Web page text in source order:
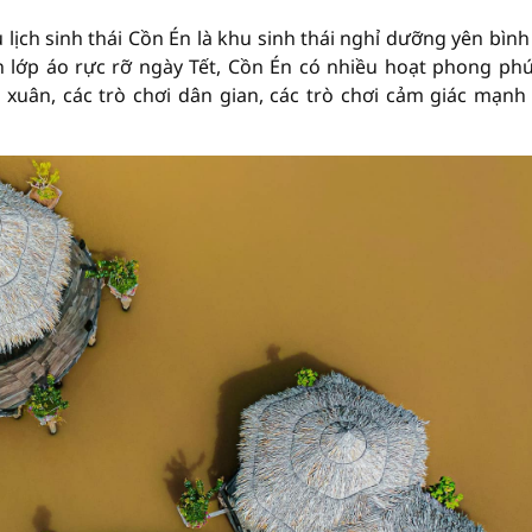
sinh thái Cồn Én là khu sinh thái nghỉ dưỡng yên
áo rực rỡ ngày Tết, Cồn Én có nhiều hoạt phong
các trò chơi dân gian, các trò chơi cảm giác